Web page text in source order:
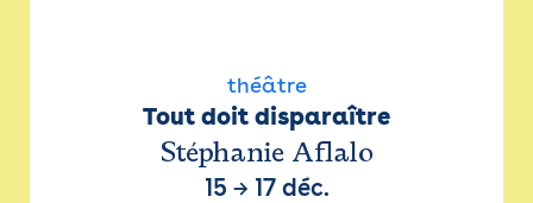
théâtre
Tout doit disparaître
Stéphanie Aflalo
15 → 17 déc.